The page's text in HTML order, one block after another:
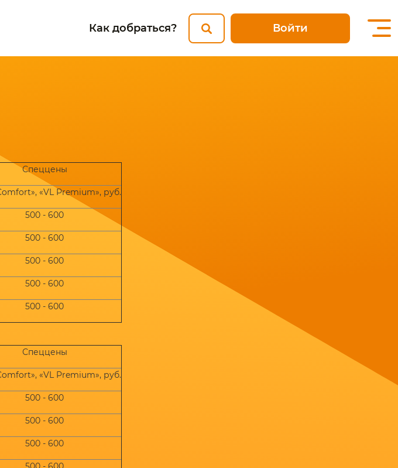
Как добраться? Войти
Спеццены
«VL Premium», руб.
500 - 600
500 - 600
500 - 600
500 - 600
500 - 600
Спеццены
«VL Premium», руб.
500 - 600
500 - 600
500 - 600